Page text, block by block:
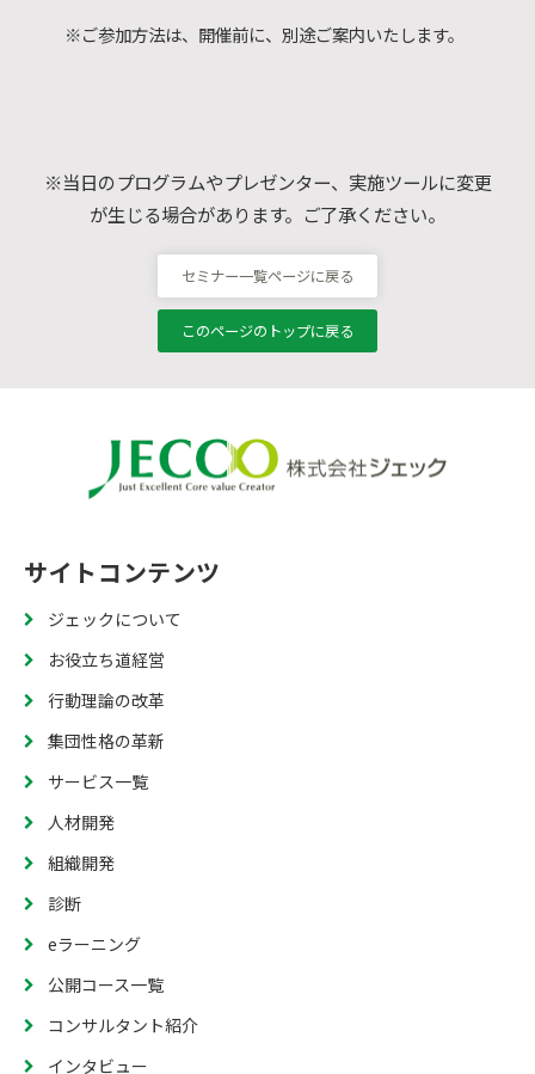
※ご参加方法は、開催前に、別途ご案内いたします。
※当日のプログラムやプレゼンター、実施ツールに変更
が生じる場合があります。ご了承ください。
セミナー一覧ページに戻る
このページのトップに戻る
サイトコンテンツ
ジェックについて
お役立ち道経営
行動理論の改革
集団性格の革新
サービス一覧
人材開発
組織開発
診断
eラーニング
公開コース一覧
コンサルタント紹介
インタビュー